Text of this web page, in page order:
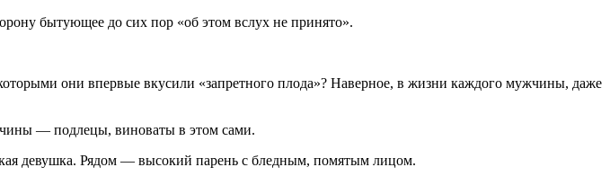
бытующее до сих пор «об этом вслух не принято».
они впервые вкусили «запретного плода»? Наверное, в жизни каждого мужчины, даже
— подлецы, виноваты в этом сами.
девушка. Рядом — высокий парень с бледным, помятым лицом.